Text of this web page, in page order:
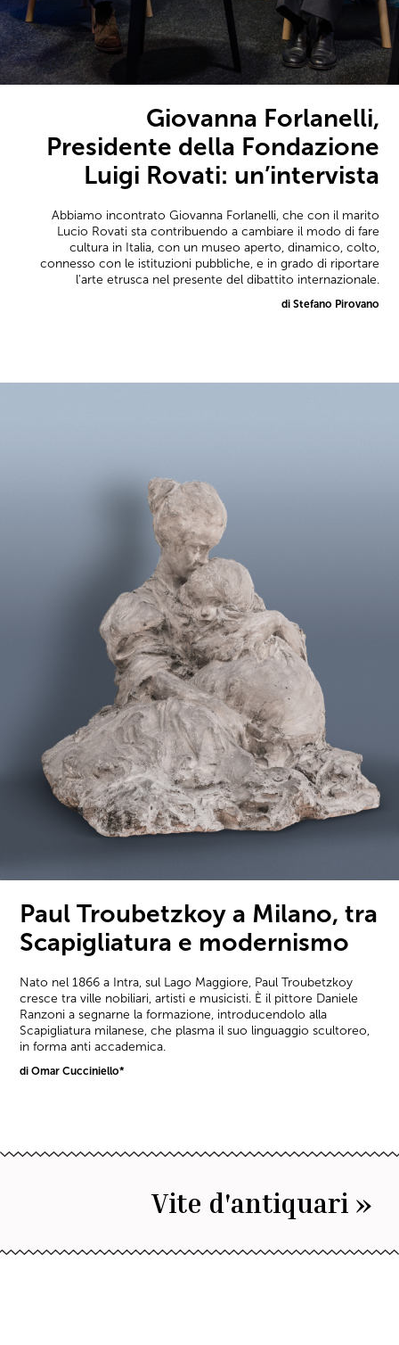
Giovanna Forlanelli,
Presidente della Fondazione
Luigi Rovati: un’intervista
Abbiamo incontrato Giovanna Forlanelli, che con il marito
Lucio Rovati sta contribuendo a cambiare il modo di fare
cultura in Italia, con un museo aperto, dinamico, colto,
connesso con le istituzioni pubbliche, e in grado di riportare
l'arte etrusca nel presente del dibattito internazionale.
di Stefano Pirovano
Paul Troubetzkoy a Milano, tra
Scapigliatura e modernismo
Nato nel 1866 a Intra, sul Lago Maggiore, Paul Troubetzkoy
cresce tra ville nobiliari, artisti e musicisti. È il pittore Daniele
Ranzoni a segnarne la formazione, introducendolo alla
Scapigliatura milanese, che plasma il suo linguaggio scultoreo,
in forma anti accademica.
di Omar Cucciniello*
Vite d'antiquari »